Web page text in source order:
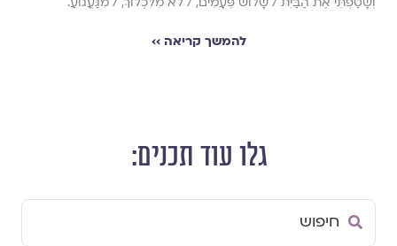
להמשך קריאה ››
גלו עוד תכנים:
Search